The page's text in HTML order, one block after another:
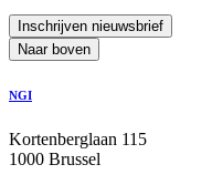
Inschrijven nieuwsbrief
Naar boven
NGI
Kortenberglaan 115
1000 Brussel